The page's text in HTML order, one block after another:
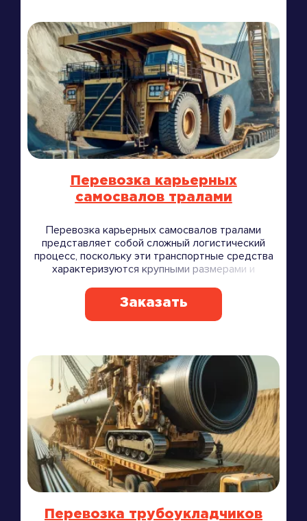
Перевозка карьерных
самосвалов тралами
Перевозка карьерных самосвалов тралами
представляет собой сложный логистический
процесс, поскольку эти транспортные средства
характеризуются крупными размерами и
Заказать
Перевозка трубоукладчиков